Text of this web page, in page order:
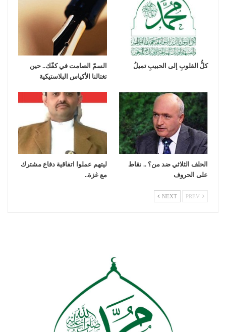
كلُّ القلوبِ إلى الحبيبِ تميلُ
السمّ الصامت في كفّك.. حين
تغتالنا الأكياس البلاستيكية
الحلف الثلاثي ضد من؟ .. نقاط
على الحروف
ليتهم عملوا اتفاقية دفاع مشترك
مع غزة..
NEXT